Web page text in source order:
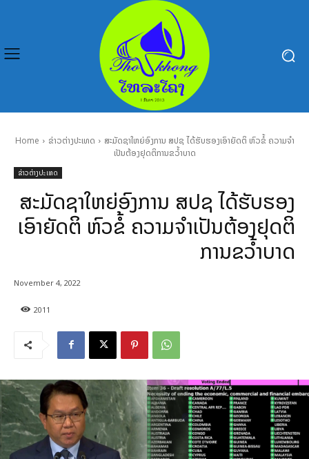
Home ຂ່າວຕ່າງປະເທດ
ສະມັດຊາໃຫຍ່ອົງການ ສປຊ ໄດ້ຮັບຮອງເອົາຍັດຕິ ຫົວຂໍ້ ຄວາມຈໍາ
ເປັນຕ້ອງຢຸດຕິການຂວໍ້າບາດ
ຂ່າວຕ່າງປະເທດ
ສະມັດຊາໃຫຍ່ອົງການ ສປຊ ໄດ້ຮັບຮອງ
ເອົາຍັດຕິ ຫົວຂໍ້ ຄວາມຈໍາເປັນຕ້ອງຢຸດຕິ
ການຂວໍ້າບາດ
2011
November 4, 2022